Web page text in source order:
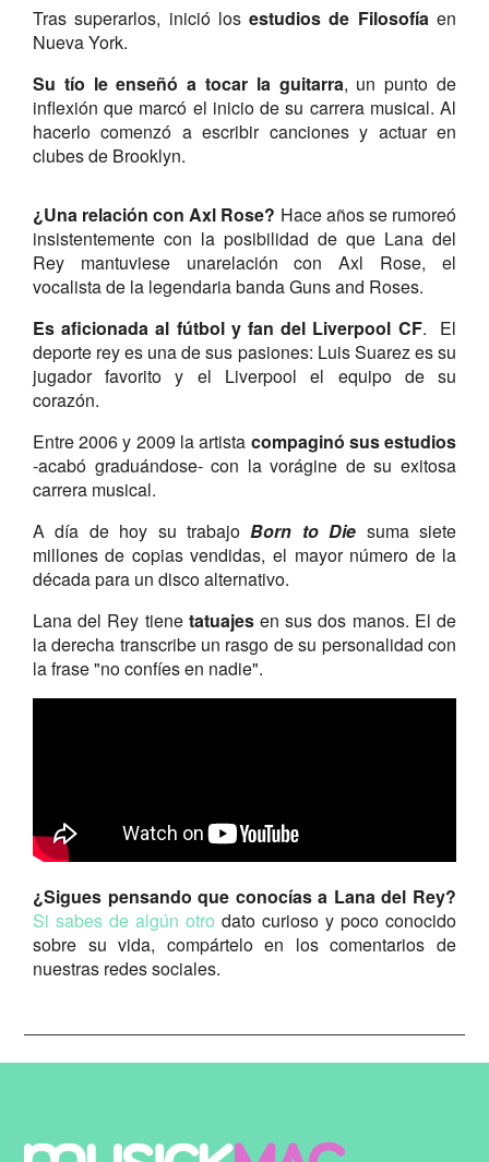
Tras superarlos, inició losestudios de Filosofía en
Nueva York.
Su tío le enseñó a tocar la guitarra, un punto de
inflexión que marcó el inicio de su carrera musical. Al
hacerlo comenzó a escribir canciones y actuar en
clubes de Brooklyn.
¿Una relación con Axl Rose? Hace años se rumoreó
insistentemente con la posibilidad de que Lana del
Rey mantuviese unarelación con Axl Rose, el
vocalista de la legendaria banda Guns and Roses.
Es aficionada al fútbol y fan del Liverpool CF. El
deporte rey es una de sus pasiones: Luis Suarez es su
jugador favorito y el Liverpool el equipo de su
corazón.
Entre 2006 y 2009 la artista compaginó sus estudios
-acabó graduándose- con la vorágine de su exitosa
carrera musical.
A día de hoy su trabajo Born to Die suma siete
millones de copias vendidas, el mayor número de la
década para un disco alternativo.
Lana del Rey tiene tatuajesen sus dos manos. El de
la derecha transcribe un rasgo de su personalidad con
la frase "no confíes en nadie".
¿Sigues pensando que conocías a Lana del Rey?
Si sabes de algún otro dato curioso y poco conocido
sobre su vida, compártelo en los comentarios de
nuestras redes sociales.